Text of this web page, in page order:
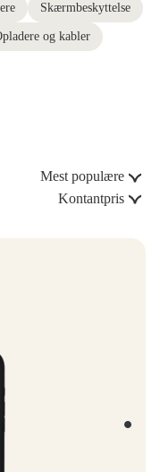
Skærmbeskyttelse
og kabler
Mest populære
Kontantpris